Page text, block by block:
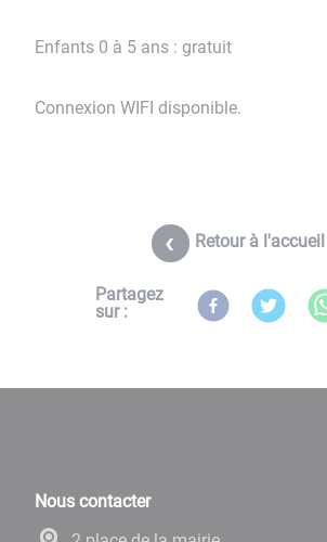
Enfants 0 à 5 ans : gratuit
Connexion WIFI disponible.
Retour à l'accueil
Partagez
sur :
Nous contacter